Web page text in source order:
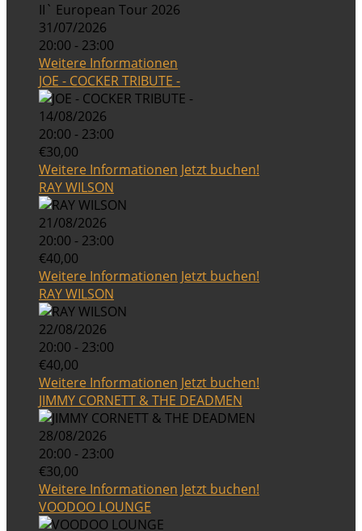
31/07/2026
20:00 - 23:00
Weitere Informationen
JOE - COCKER TRIBUTE -
14/08/2026
20:00 - 23:00
€30,00
Weitere Informationen Jetzt buchen!
RAY WILSON
21/08/2026
20:00 - 23:00
€40,00
Weitere Informationen Jetzt buchen!
RAY WILSON
22/08/2026
20:00 - 23:00
€40,00
Weitere Informationen Jetzt buchen!
JIMMY CORNETT & THE DEADMEN
28/08/2026
20:00 - 23:00
€30,00
Weitere Informationen Jetzt buchen!
VOODOO LOUNGE